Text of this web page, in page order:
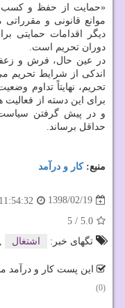
«حمایت از حفظ و كسب
موانع قانونی و
دیگر اقدامات حمایتی
دوران تحریم است.
در عین حال، فرش و
اندكی از شرایط تحریم
تحریم، نهایتاً تداوم
برای این دسته از
و در پیش گرفتن سیاست
حداقل برساند.
منبع:كار و درآمد
1398/02/19
11:54:32
5.0
/
5
تگهای خبر:
اشتغال ,
این پست کار و
(0)